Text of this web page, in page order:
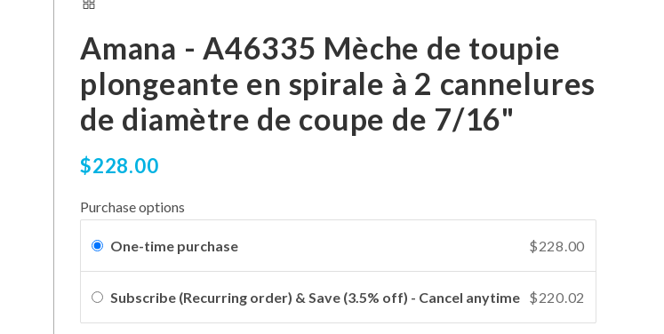
Amana - A46335 Mèche de toupie
plongeante en spirale à 2 cannelures
de diamètre de coupe de 7/16"
$228.00
Purchase options
One-time purchase $228.00
Subscribe (Recurring order) & Save (3.5% off) - Cancel anytime $220.02